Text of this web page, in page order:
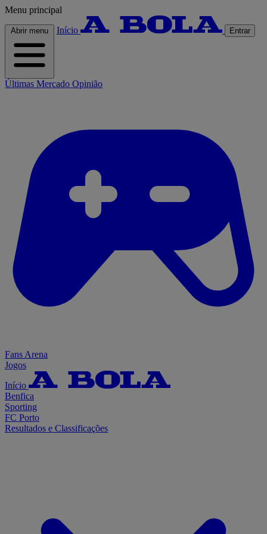
Menu principal
Abrir menu Início Entrar
Últimas Mercado Opinião
Fans Arena
Jogos
Início
Benfica
Sporting
FC Porto
Resultados e Classificações